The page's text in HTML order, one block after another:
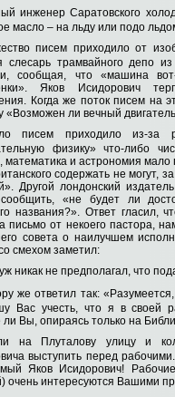
инженер Саратовского
масло – на льду или подо
писем приходило от
слесарь трамвайного депо
сообщая, что «машина
Яков Исидорович
Когда же поток писем на
ли вечный
писем приходило из-за
физику» что-либо
математика и астрономия
содержать не могут,
Другой лондонский
«не будет ли
названия?». Ответ гласил,
письмо от некоего пастора,
совета о наилучшем
смехом заметил:
никак не предполагал, что
же ответил так:
Вас учесть, что я в своей
Вы, опираясь только на
на Плуталову улицу и
выступить перед
Яков Исидорович!
очень интересуются Вашими